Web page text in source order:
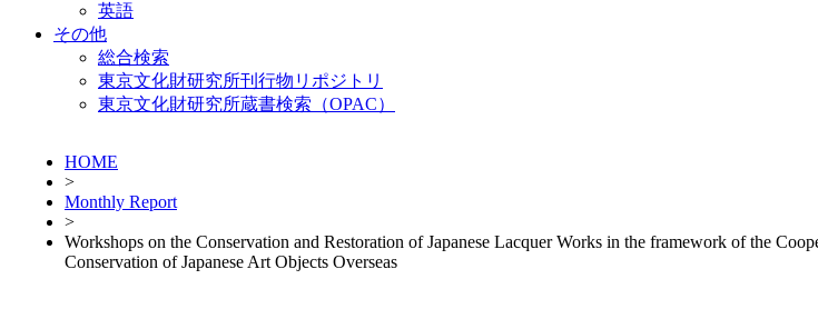
英語
その他
総合検索
東京文化財研究所刊行物リポジトリ
東京文化財研究所蔵書検索（OPAC）
HOME
>
Monthly Report
>
Workshops on the Conservation and Restoration of Japanese Lacquer Works in the framework of the
Conservation of Japanese Art Objects Overseas